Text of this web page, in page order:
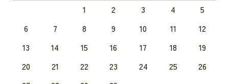
1 2 3 4
5
6
7 8 9 10 11
12
13
14 15 16 17 18
19
20
21 22 23 24 25
26